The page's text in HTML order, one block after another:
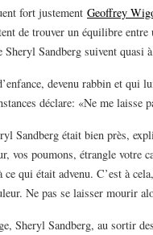
fort justement Geoffrey
de trouver un équilibre entre
Sandberg suivent quasi
devenu rabbin et qui
déclare: «Ne me laisse
Sandberg était bien près,
vos poumons, étrangle votre
ce qui était advenu. C’est à
Ne pas se laisser mourir
Sheryl Sandberg, au sortir